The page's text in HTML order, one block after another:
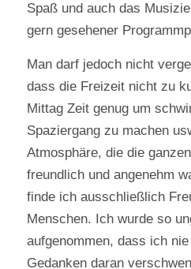
Spaß und auch das
gern gesehener
Man darf jedoch nicht
dass die Freizeit nicht zu
Mittag Zeit genug um
Spaziergang zu machen
Atmosphäre, die die
freundlich und angenehm
finde ich ausschließlich
Menschen. Ich wurde so
aufgenommen, dass ich
Gedanken daran